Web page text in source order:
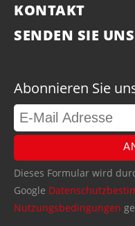
KONTAKT
SENDEN SIE
Abonnieren Sie
Dieses Formular wird
Google
Nutzungsbedingungen